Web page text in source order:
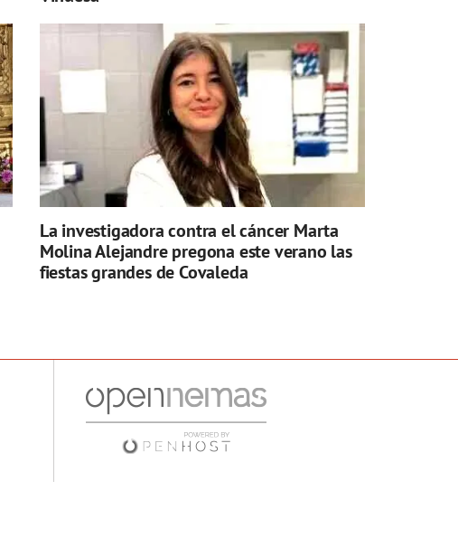
La investigadora contra el cáncer Marta
Molina Alejandre pregona este verano las
fiestas grandes de Covaleda